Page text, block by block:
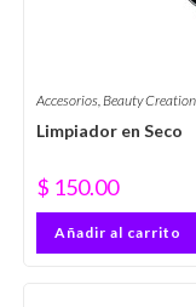
Accesorios,Beauty
Limpiador en Seco
$ 150.00
Añadir al carrito